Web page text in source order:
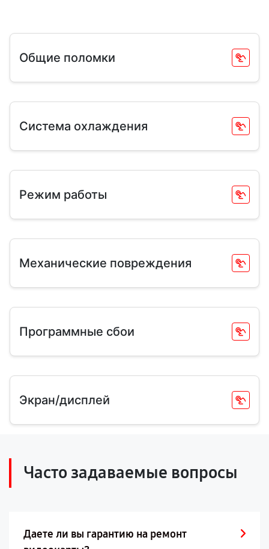
Общие поломки
Система охлаждения
Режим работы
Механические повреждения
Программные сбои
Экран/дисплей
Часто задаваемые вопросы
Даете ли вы гарантию на ремонт